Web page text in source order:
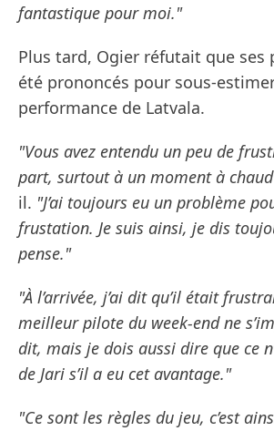
fantastique pour moi."
Plus tard, Ogier réfutait que ses
été prononcés pour sous-
performance de Latvala.
"Vous avez entendu un peu de
part, surtout à un moment à
il. "J’ai toujours eu un problème
frustation. Je suis ainsi, je dis
pense."
"À l’arrivée, j’ai dit qu’il était
meilleur pilote du week-end ne
dit, mais je dois aussi dire que ce
de Jari s’il a eu cet avantage."
"Ce sont les règles du jeu, c’est